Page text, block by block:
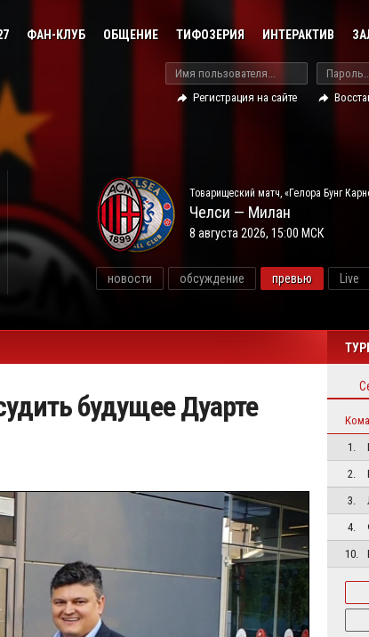
ФАН-КЛУБ ОБЩЕНИЕ ТИФОЗЕРИЯ ИНТЕРАКТИВ
Регистрация на сайте
Товарищеский матч, «Гелора Бунг
Челси — Милан
8 августа 2026, 15:00 МСК
новости обсуждение превью Live
будущее Дуарте
1.
2.
3.
4.
10.